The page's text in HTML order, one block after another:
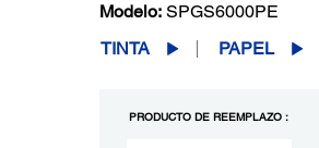
Modelo: SPGS6000PE
TINTA
PAPEL
PRODUCTO DE REEMPLAZO :